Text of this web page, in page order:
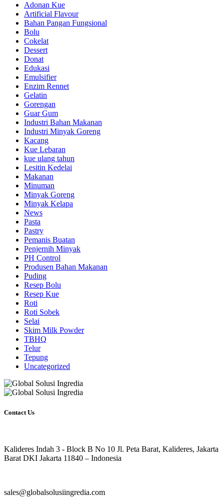
Adonan Kue
Artificial Flavour
Bahan Pangan Fungsional
Bolu
Cokelat
Dessert
Donat
Edukasi
Emulsifier
Enzim Rennet
Gelatin
Gorengan
Guar Gum
Industri Bahan Makanan
Industri Minyak Goreng
Kacang
Kue Lebaran
kue ulang tahun
Lesitin Kedelai
Makanan
Minuman
Minyak Goreng
Minyak Kelapa
News
Pasta
Pastry
Pemanis Buatan
Penjernih Minyak
PH Control
Produsen Bahan Makanan
Puding
Resep Bolu
Resep Kue
Roti
Roti Sobek
Selai
Skim Milk Powder
TBHQ
Telur
Tepung
Uncategorized
Contact Us
Kalideres Indah 3 - Block B No 10 Jl. Peta Barat, Kalideres, Jakarta
Barat DKI Jakarta 11840 – Indonesia
sales@globalsolusiingredia.com